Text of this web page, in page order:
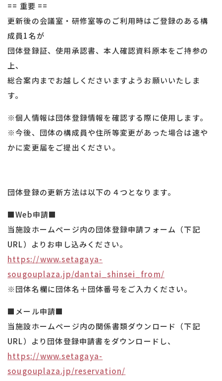
== 重要 ==
更新後の会議室・研修室等のご利用時はご登録のある構
成員1名が
団体登録証、使用承認書、本人確認資料原本をご持参の
上、
総合案内までお越しくださいますようお願いいたしま
す。
※個人情報は団体登録情報を確認する際に使用します。
※今後、団体の構成員や住所等変更があった場合は速や
かに変更届をご提出ください。
団体登録の更新方法は以下の４つとなります。
■Web申請■
当施設ホームページ内の団体登録申請フォーム（下記
URL）よりお申し込みください。
https://www.setagaya-
sougouplaza.jp/dantai_shinsei_from/
※団体名欄に団体名＋団体番号をご入力ください。
■メール申請■
当施設ホームページ内の関係書類ダウンロード（下記
URL）より団体登録申請書をダウンロードし、
https://www.setagaya-
sougouplaza.jp/reservation/